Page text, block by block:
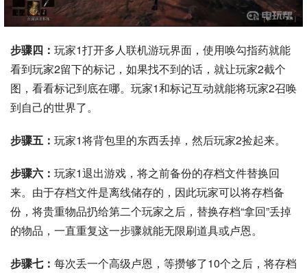
步骤四： 玩家1打开多人联机游玩界面，使用唤勾指药就能
看到玩家2留下的标记，如果找不到的话，就让玩家2截个
图，看看标记到底在哪。玩家1和标记互动就能将玩家2召唤
到自己的世界了。
步骤五： 玩家1将背包里的东西丢掉，然后玩家2捡起来。
步骤六： 玩家1退出游戏，将之前备份的存档文件替换回
来。由于存档文件是离线储存的，因此玩家可以将存档备
份，将贵重物品扔给第二个玩家之后，替换存档“拿回”丢掉
的物品，一直重复这一步骤就能无限刷道具或卢恩。
步骤七： 每次丢一个高级卢恩，等攒够了10个之后，将存档